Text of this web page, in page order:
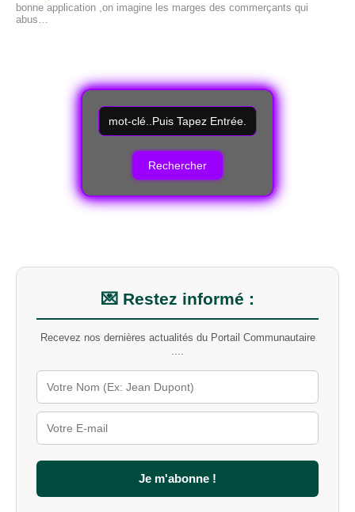
bonne application ,on imagine les marges des commerçants qui
abus…
R
e
c
m
o
t
-
l
é
u
r
l
e
💌 Restez informé :
Recevez nos dernières actualités du Portail Communautaire
....
Je m'abonne !